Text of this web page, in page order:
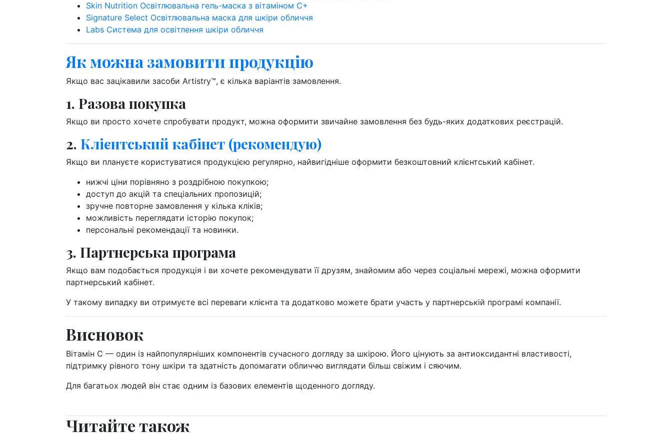
Skin Nutrition Освітлювальна гель-маска з вітаміном С+
Signature Select Освітлювальна маска для шкіри обличчя
Labs Система для освітлення шкіри обличчя
Як можна замовити продукцію
Якщо вас зацікавили засоби Artistry™, є кілька варіантів замовлення.
1. Разова покупка
Якщо ви просто хочете спробувати продукт, можна оформити звичайне замовлення без будь-яких додаткових реєстрацій.
2. Клієнтський кабінет (рекомендую)
Якщо ви плануєте користуватися продукцією регулярно, найвигідніше оформити безкоштовний клієнтський кабінет.
нижчі ціни порівняно з роздрібною покупкою;
доступ до акцій та спеціальних пропозицій;
зручне повторне замовлення у кілька кліків;
можливість переглядати історію покупок;
персональні рекомендації та новинки.
3. Партнерська програма
Якщо вам подобається продукція і ви хочете рекомендувати її друзям, знайомим або через соціальні мережі, можна оформити
партнерський кабінет.
У такому випадку ви отримуєте всі переваги клієнта та додатково можете брати участь у партнерській програмі компанії.
Висновок
Вітамін С — один із найпопулярніших компонентів сучасного догляду за шкірою. Його цінують за антиоксидантні властивості,
підтримку рівного тону шкіри та здатність допомагати обличчю виглядати більш свіжим і сяючим.
Для багатьох людей він стає одним із базових елементів щоденного догляду.
Читайте також